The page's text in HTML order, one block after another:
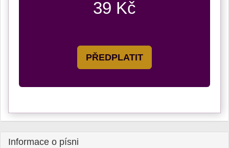
39 Kč
PŘEDPLATIT
Informace o písni